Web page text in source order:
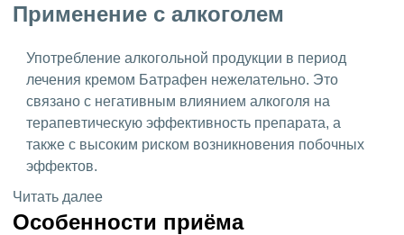
Применение с алкоголем
Употребление алкогольной продукции в период
лечения кремом Батрафен нежелательно. Это
связано с негативным влиянием алкоголя на
терапевтическую эффективность препарата, а
также с высоким риском возникновения побочных
эффектов.
Читать далее
Особенности приёма